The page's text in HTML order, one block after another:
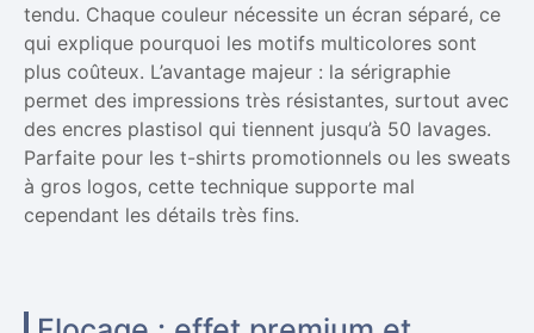
tendu. Chaque couleur nécessite un écran séparé, ce
qui explique pourquoi les motifs multicolores sont
plus coûteux. L’avantage majeur : la sérigraphie
permet des impressions très résistantes, surtout avec
des encres plastisol qui tiennent jusqu’à 50 lavages.
Parfaite pour les t-shirts promotionnels ou les sweats
à gros logos, cette technique supporte mal
cependant les détails très fins.